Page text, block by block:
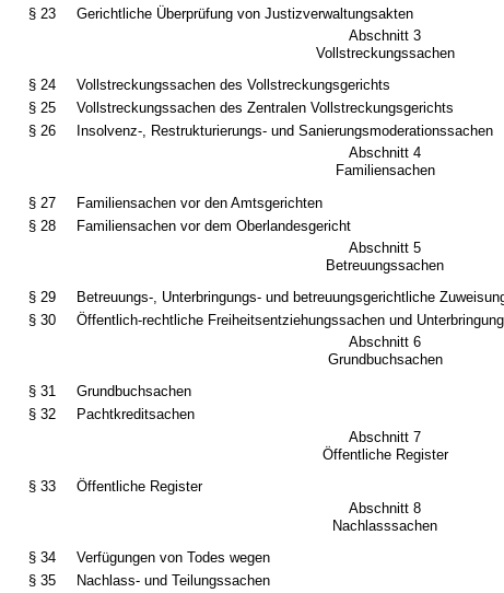
§ 23
Gerichtliche Überprüfung von Justizverwaltungsakten
Abschnitt 3
Vollstreckungssachen
§ 24
Vollstreckungssachen des Vollstreckungsgerichts
§ 25
Vollstreckungssachen des Zentralen Vollstreckungsgerichts
§ 26
Insolvenz-, Restrukturierungs- und Sanierungsmoderationssachen
Abschnitt 4
Familiensachen
§ 27
Familiensachen vor den Amtsgerichten
§ 28
Familiensachen vor dem Oberlandesgericht
Abschnitt 5
Betreuungssachen
§ 29
Betreuungs-, Unterbringungs- und betreuungsgerichtliche
§ 30
Öffentlich-rechtliche Freiheitsentziehungssachen und
Abschnitt 6
Grundbuchsachen
§ 31
Grundbuchsachen
§ 32
Pachtkreditsachen
Abschnitt 7
Öffentliche Register
§ 33
Öffentliche Register
Abschnitt 8
Nachlasssachen
§ 34
Verfügungen von Todes wegen
§ 35
Nachlass- und Teilungssachen